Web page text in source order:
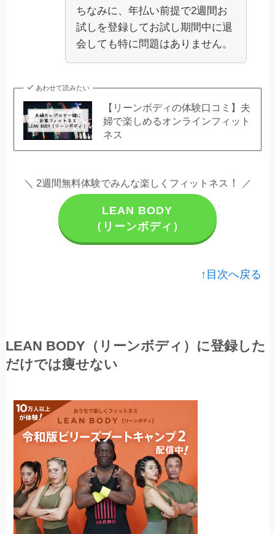
ちなみに、年払い前提で2週間お
試しを登録してお試し期間中に退
会しても特に問題はありません。
あわせて読みたい
【リーンボディの体験口コミ】夫
婦で楽しめるオンラインフィット
ネス
＼ 2週間無料体験でみんな楽しくフィットネス ！ ／
LEAN BODY
（リーンボディ）
↑目次へ戻る
LEAN BODY（リーンボディ）に登録した
だけでは痩せない